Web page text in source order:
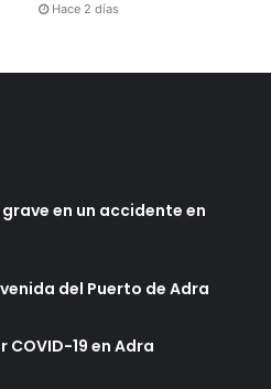
Hace 2 días
en un accidente en
del Puerto de Adra
19 en Adra